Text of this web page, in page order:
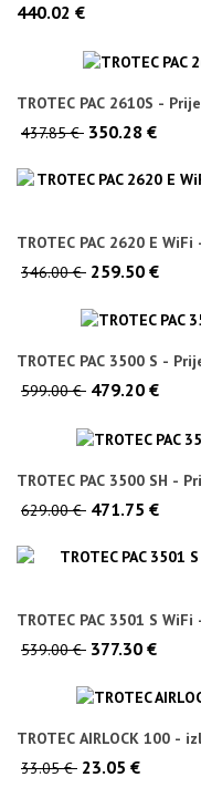
440.02 €
TROTEC PAC 2610S -
437.85 € 350.28 €
TROTEC PAC 2620 E
346.00 € 259.50 €
TROTEC PAC 3500 S -
599.00 € 479.20 €
TROTEC PAC 3500 SH -
629.00 € 471.75 €
TROTEC PAC 3501 S
539.00 € 377.30 €
TROTEC AIRLOCK 100 -
33.05 € 23.05 €